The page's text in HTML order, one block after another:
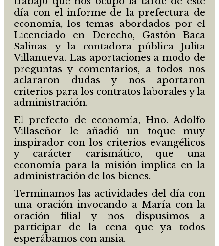
día con el informe de la prefectura de
economía, los temas abordados por el
Licenciado en Derecho, Gastón Baca
Salinas. y la contadora pública Julita
Villanueva. Las aportaciones a modo de
preguntas y comentarios, a todos nos
aclararon dudas y nos aportaron
criterios para los contratos laborales y la
administración.
El prefecto de economía, Hno. Adolfo
Villaseñor le añadió un toque muy
inspirador con los criterios evangélicos
y carácter carismático, que una
economía para la misión implica en la
administración de los bienes.
Terminamos las actividades del día con
una oración invocando a María con la
oración filial y nos dispusimos a
participar de la cena que ya todos
esperábamos con ansia.